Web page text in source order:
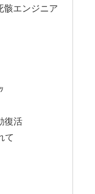
骸エンジニア
復活
て